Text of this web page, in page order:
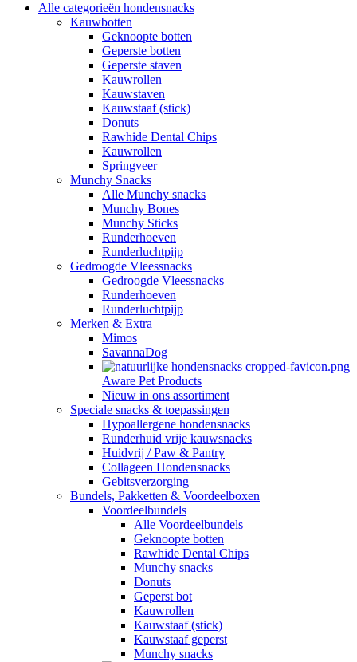
Alle categorieën hondensnacks
Kauwbotten
Geknoopte botten
Geperste botten
Geperste staven
Kauwrollen
Kauwstaven
Kauwstaaf (stick)
Donuts
Rawhide Dental Chips
Kauwrollen
Springveer
Munchy Snacks
Alle Munchy snacks
Munchy Bones
Munchy Sticks
Runderhoeven
Runderluchtpijp
Gedroogde Vleessnacks
Gedroogde Vleessnacks
Runderhoeven
Runderluchtpijp
Merken & Extra
Mimos
SavannaDog
Aware Pet Products
Nieuw in ons assortiment
Speciale snacks & toepassingen
Hypoallergene hondensnacks
Runderhuid vrije kauwsnacks
Huidvrij / Paw & Pantry
Collageen Hondensnacks
Gebitsverzorging
Bundels, Pakketten & Voordeelboxen
Voordeelbundels
Alle Voordeelbundels
Geknoopte botten
Rawhide Dental Chips
Munchy snacks
Donuts
Geperst bot
Kauwrollen
Kauwstaaf (stick)
Kauwstaaf geperst
Munchy snacks